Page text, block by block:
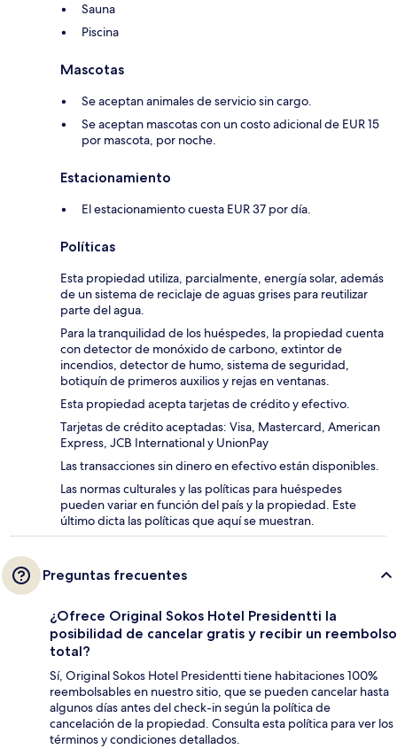
Sauna
Piscina
Mascotas
Se aceptan animales de servicio sin cargo.
Se aceptan mascotas con un costo adicional de EUR 15
por mascota, por noche.
Estacionamiento
El estacionamiento cuesta EUR 37 por día.
Políticas
Esta propiedad utiliza, parcialmente, energía solar, además
de un sistema de reciclaje de aguas grises para reutilizar
parte del agua.
Para la tranquilidad de los huéspedes, la propiedad cuenta
con detector de monóxido de carbono, extintor de
incendios, detector de humo, sistema de seguridad,
botiquín de primeros auxilios y rejas en ventanas.
Esta propiedad acepta tarjetas de crédito y efectivo.
Tarjetas de crédito aceptadas: Visa, Mastercard, American
Express, JCB International y UnionPay
Las transacciones sin dinero en efectivo están disponibles.
Las normas culturales y las políticas para huéspedes
pueden variar en función del país y la propiedad. Este
último dicta las políticas que aquí se muestran.
Preguntas frecuentes
¿Ofrece Original Sokos Hotel Presidentti la
posibilidad de cancelar gratis y recibir un reembolso
total?
Sí, Original Sokos Hotel Presidentti tiene habitaciones 100%
reembolsables en nuestro sitio, que se pueden cancelar hasta
algunos días antes del check-in según la política de
cancelación de la propiedad. Consulta esta política para ver los
términos y condiciones detallados.